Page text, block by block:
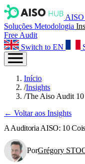
AISO
Soluções Metodologia
Free Audit
Switch to EN
Início
/Insights
/The Aiso Audit
← Voltar aos Insights
A Auditoria AISO: 10
PorGrégory